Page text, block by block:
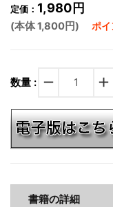
定価： 1,980円
(本体 1,800円) ポ
数量 : remove add
書籍の詳細